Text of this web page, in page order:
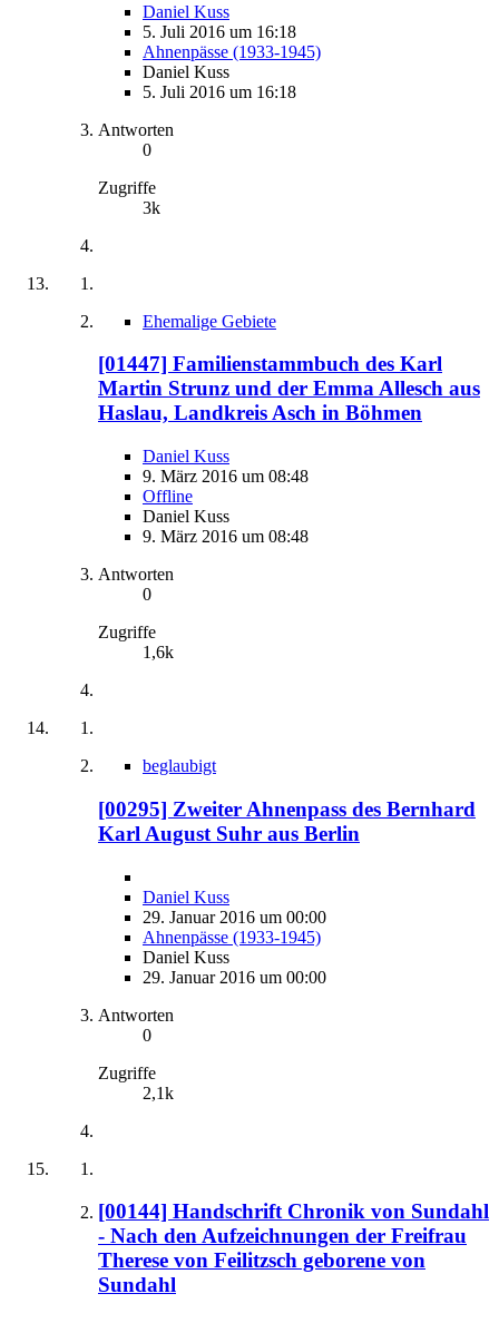
Daniel Kuss
5. Juli 2016 um 16:18
Ahnenpässe (1933-1945)
Daniel Kuss
5. Juli 2016 um 16:18
Antworten
0
Zugriffe
3k
Ehemalige Gebiete
[01447] Familienstammbuch des Karl
Martin Strunz und der Emma Allesch aus
Haslau, Landkreis Asch in Böhmen
Daniel Kuss
9. März 2016 um 08:48
Offline
Daniel Kuss
9. März 2016 um 08:48
Antworten
0
Zugriffe
1,6k
beglaubigt
[00295] Zweiter Ahnenpass des Bernhard
Karl August Suhr aus Berlin
Daniel Kuss
29. Januar 2016 um 00:00
Ahnenpässe (1933-1945)
Daniel Kuss
29. Januar 2016 um 00:00
Antworten
0
Zugriffe
2,1k
[00144] Handschrift Chronik von Sundahl
- Nach den Aufzeichnungen der Freifrau
Therese von Feilitzsch geborene von
Sundahl